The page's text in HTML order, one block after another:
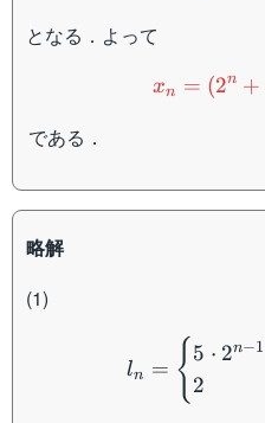
となる．よって
xn = (2n +
である．
略解
(1)
ln = { 5 ⋅ 2n−1
2